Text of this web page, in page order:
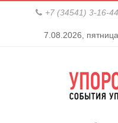
+7 (34541) 3-16-44
7.08.2026, пятница